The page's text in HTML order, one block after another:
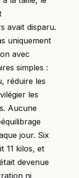
avait disparu.
uniquement
avec
simples :
réduire les
les
Aucune
jour. Six
11 kilos, et
devenue
ni